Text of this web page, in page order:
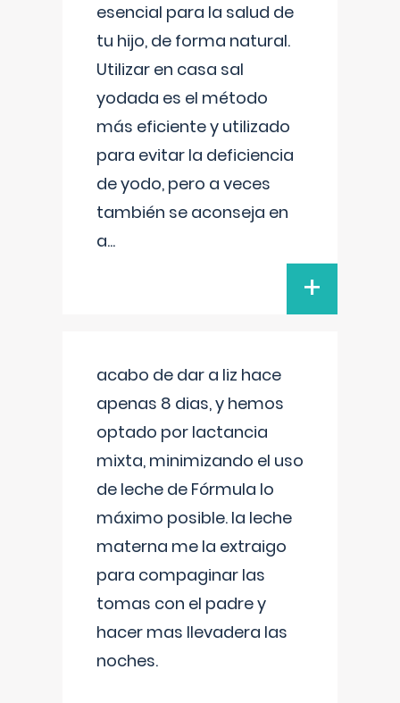
esencial para la salud de
tu hijo, de forma natural.
Utilizar en casa sal
yodada es el método
más eficiente y utilizado
para evitar la deficiencia
de yodo, pero a veces
también se aconseja en
a...
+
acabo de dar a liz hace
apenas 8 dias, y hemos
optado por lactancia
mixta, minimizando el uso
de leche de Fórmula lo
máximo posible. la leche
materna me la extraigo
para compaginar las
tomas con el padre y
hacer mas llevadera las
noches.